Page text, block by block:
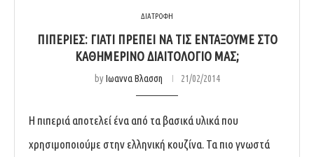
ΔΙΑΤΡΟΦΗ
ΠΙΠΕΡΙΈΣ: ΓΙΑΤΊ ΠΡΈΠΕΙ ΝΑ ΤΙΣ ΕΝΤΆΞΟΥΜΕ ΣΤΟ
ΚΑΘΗΜΕΡΙΝΌ ΔΙΑΙΤΟΛΌΓΙΌ ΜΑΣ;
byΙωαννα Βλασση 21/02/2014
Η πιπεριά αποτελεί ένα από τα βασικά υλικά που
χρησιμοποιούμε στην ελληνική κουζίνα. Τα πιο γνωστά